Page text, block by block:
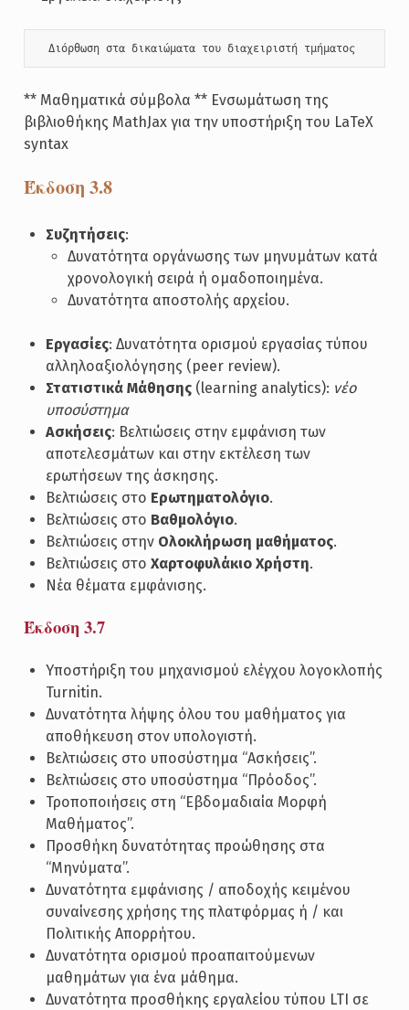
  Διόρθωση στα δικαιώματα του διαχειριστή τμήματος
** Μαθηματικά σύμβολα ** Ενσωμάτωση της
βιβλιοθήκης MathJax για την υποστήριξη του LaTeX
syntax
Έκδοση 3.8
Συζητήσεις:
Δυνατότητα οργάνωσης των μηνυμάτων κατά
χρονολογική σειρά ή ομαδοποιημένα.
Δυνατότητα αποστολής αρχείου.
Εργασίες: Δυνατότητα ορισμού εργασίας τύπου
αλληλοαξιολόγησης (peer review).
Στατιστικά Μάθησης(learning analytics): νέο
υποσύστημα
Ασκήσεις: Βελτιώσεις στην εμφάνιση των
αποτελεσμάτων και στην εκτέλεση των
ερωτήσεων της άσκησης.
Βελτιώσεις στο Ερωτηματολόγιο.
Βελτιώσεις στο Βαθμολόγιο.
Βελτιώσεις στην Ολοκλήρωση μαθήματος.
Βελτιώσεις στο Χαρτοφυλάκιο Χρήστη.
Νέα θέματα εμφάνισης.
Έκδοση 3.7
Υποστήριξη του μηχανισμού ελέγχου λογοκλοπής
Turnitin.
Δυνατότητα λήψης όλου του μαθήματος για
αποθήκευση στον υπολογιστή.
Βελτιώσεις στο υποσύστημα “Ασκήσεις”.
Βελτιώσεις στο υποσύστημα “Πρόοδος”.
Τροποποιήσεις στη “Εβδομαδιαία Μορφή
Μαθήματος”.
Προσθήκη δυνατότητας προώθησης στα
“Μηνύματα”.
Δυνατότητα εμφάνισης / αποδοχής κειμένου
συναίνεσης χρήσης της πλατφόρμας ή / και
Πολιτικής Απορρήτου.
Δυνατότητα ορισμού προαπαιτούμενων
μαθημάτων για ένα μάθημα.
Δυνατότητα προσθήκης εργαλείου τύπου LTI σε